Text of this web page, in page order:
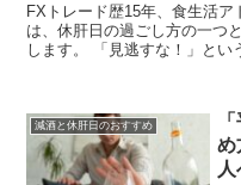
FXトレード歴15年、食生活ア
は、休肝日の過ごし方の一つ
します。 「見逃すな！」という強めのタイトルにしたのは、もしFX
減酒と休肝日のおすすめ
め